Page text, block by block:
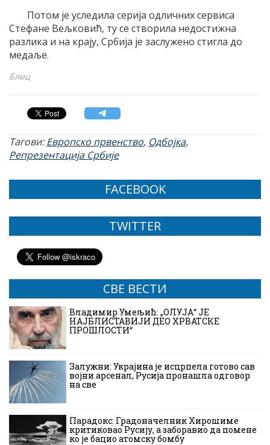
Потом је уследила серија одличних сервиса
Стефане Вељковић, ту се створила недостижна
разлика и на крају, Србија је заслужено стигла до
медаље.
Блиц
Тагови:Европско првенство, Одбојка,
Репрезентација Србије
FACEBOOK
TWITTER
СВЕ ВЕСТИ
Владимир Умељић: „ОЛУЈА“ ЈЕ
НАЈБЛИСТАВИЈИ ДЕО ХРВАТСКЕ
ПРОШЛОСТИ“
Залужни: Украјина је исцрпела готово сав
војни арсенал, Русија пронашла одговор
на све
Парадокс: Градоначелник Хирошиме
критиковао Русију, а заборавио да помене
ко је бацио атомску бомбу